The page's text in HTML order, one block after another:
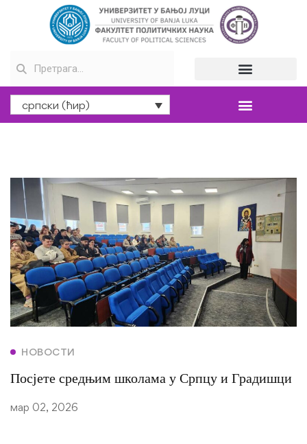
српски (ћир)
НОВОСТИ
Посјете средњим школама у Српцу и Градишци
мар 02, 2026